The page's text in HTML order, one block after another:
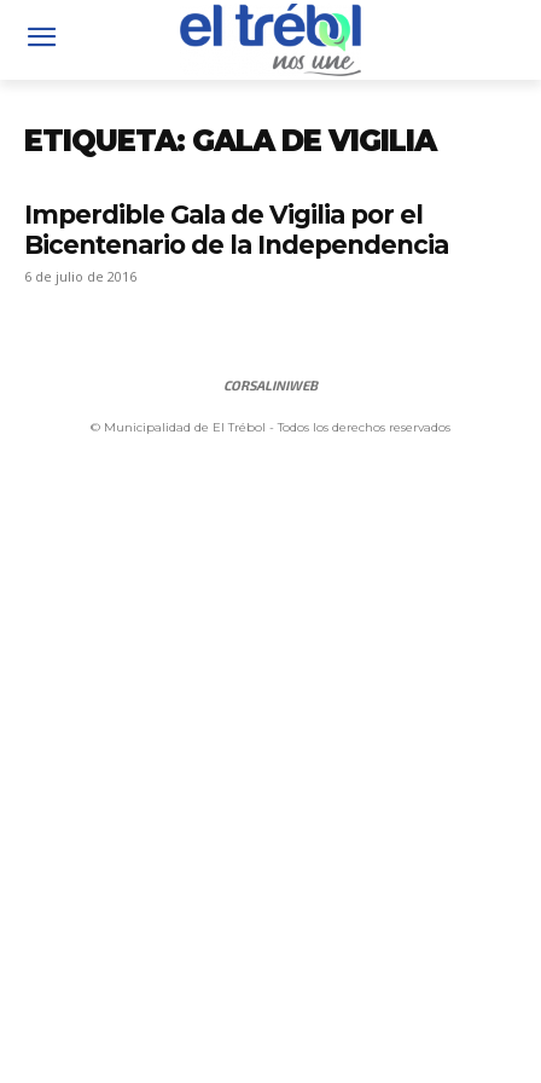
ETIQUETA: GALA DE VIGILIA
Imperdible Gala de Vigilia por el
Bicentenario de la Independencia
6 de julio de 2016
CORSALINIWEB
© Municipalidad de El Trébol - Todos los derechos reservados